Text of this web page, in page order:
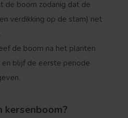
de boom zodanig dat de
verdikking op de stam) net
de boom na het planten
blijf de eerste periode
kersenboom?